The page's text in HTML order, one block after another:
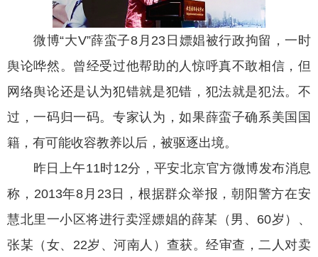
微博“大V”薛蛮子8月23日嫖娼被行政拘留，一时
舆论哗然。曾经受过他帮助的人惊呼真不敢相信，但
网络舆论还是认为犯错就是犯错，犯法就是犯法。不
过，一码归一码。专家认为，如果薛蛮子确系美国国
籍，有可能收容教养以后，被驱逐出境。
昨日上午11时12分，平安北京官方微博发布消息
称，2013年8月23日，根据群众举报，朝阳警方在安
慧北里一小区将进行卖淫嫖娼的薛某（男、60岁）、
张某（女、22岁、河南人）查获。经审查，二人对卖